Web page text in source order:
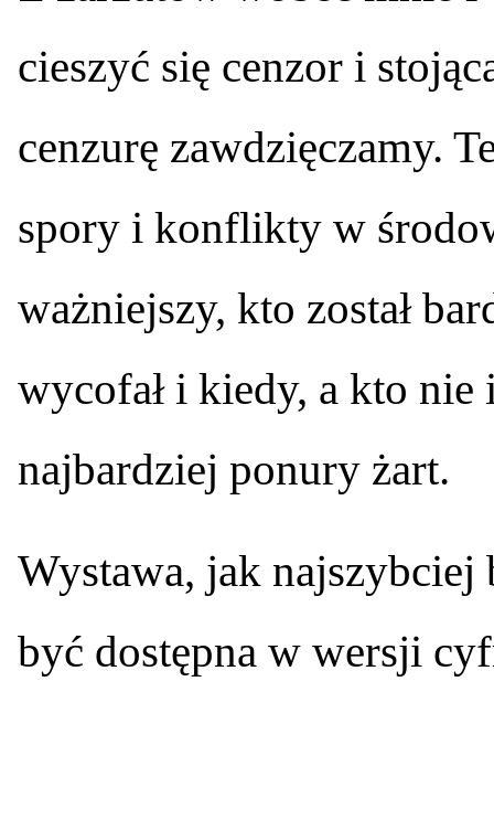
cieszyć się cenzor i
cenzurę zawdzięczamy.
spory i konflikty w
ważniejszy, kto został
wycofał i kiedy, a kto nie
najbardziej ponury żart.
Wystawa, jak
być dostępna w wersji